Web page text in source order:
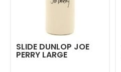
SLIDE DUNLOP JOE
PERRY LARGE